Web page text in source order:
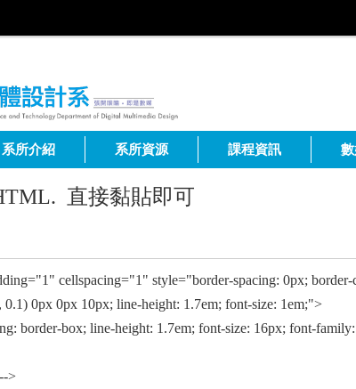
系所介紹 系所資源 課程資訊
直接黏貼即可
cellspacing="1" style="border-spacing: 0px;
0.1) 0px 0px 10px; line-height: 1.7em; font-size: 1em;">
border-box; line-height: 1.7em; font-size: 16px; font-
>